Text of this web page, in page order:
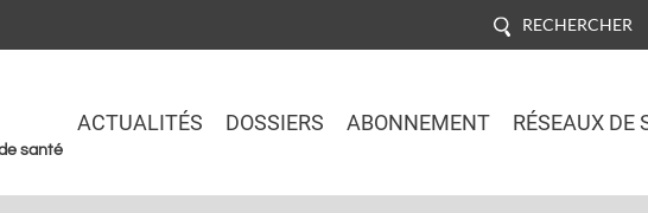
RECHERCHER
santé
ACTUALITÉS DOSSIERS ABONNEMENT RÉSEAUX DE